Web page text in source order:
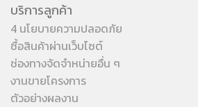
บริการลูกค้า
4 นโยบายความปลอดภัย
ซื้อสินค้าผ่านเว็บไซต์
ช่องทางจัดจำหน่ายอื่น ๆ
งานขายโครงการ
ตัวอย่างผลงาน